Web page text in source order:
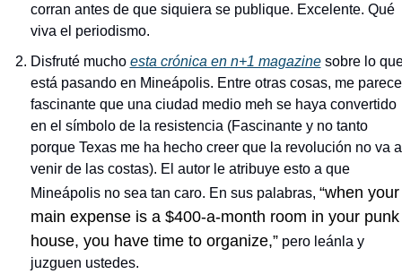
corran antes de que siquiera se publique. Excelente. Qué
viva el periodismo.
Disfruté mucho esta crónica en n+1 magazine sobre lo
está pasando en Mineápolis. Entre otras cosas, me parece
fascinante que una ciudad medio meh se haya convertido
en el símbolo de la resistencia (Fascinante y no tanto
porque Texas me ha hecho creer que la revolución no va a
venir de las costas). El autor le atribuye esto a que
Mineápolis no sea tan caro. En sus palabras, “when your
main expense is a $400-a-month room in your punk
house, you have time to organize,” pero leánla y
juzguen ustedes.